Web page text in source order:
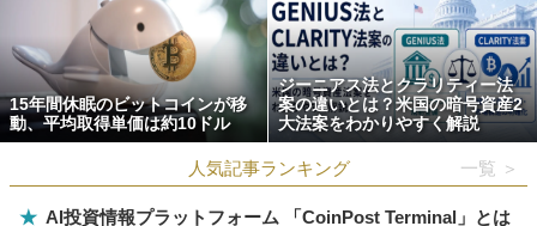
15年間休眠のビットコインが移
動、平均取得単価は約10ドル
ジーニアス法とクラリティー法
案の違いとは？米国の暗号資産2
大法案をわかりやすく解説
人気記事ランキング 一覧 ＞
★ AI投資情報プラットフォーム 「CoinPost Terminal」とは